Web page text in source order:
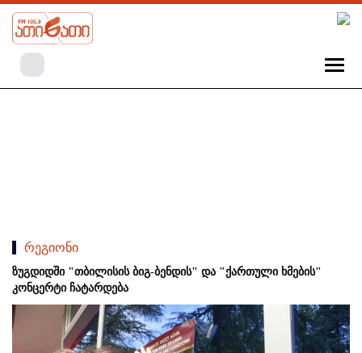
რეგიონი
ზუგდიდში "თბილისის ბიგ-ბენდის" და "ქართული ხმების"
კონცერტი ჩატარდება